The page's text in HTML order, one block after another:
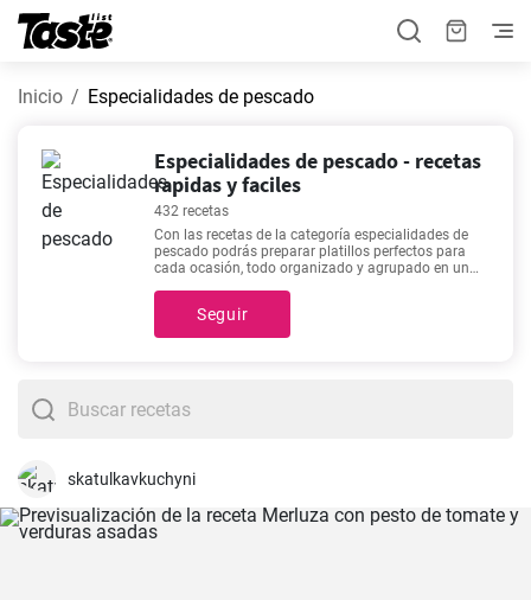
Inicio Especialidades de pescado
Especialidades de pescado - recetas
rapidas y faciles
432 recetas
Con las recetas de la categoría especialidades de
pescado podrás preparar platillos perfectos para
cada ocasión, todo organizado y agrupado en un
de la semana. En esta categoría encontrarás recetas
con un tiempo estimado de preparación de 1 - 7200
de estas. ¿Todavía necesitas inspiración para
alguna de tus comidas?
son rápidas y fáciles de preparar.
Seguir
skatulkavkuchyni